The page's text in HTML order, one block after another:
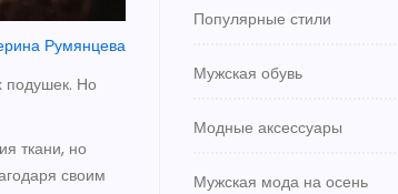
Румянцева
подушек. Но
ткани, но
своим
Популярные стили
Мужская обувь
Модные аксессуары
Мужская мода на осень